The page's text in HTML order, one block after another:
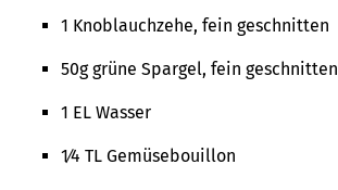
1 Knoblauchzehe, fein geschnitten
50g grüne Spargel, fein geschnitten
1 EL Wasser
1⁄4 TL Gemüsebouillon